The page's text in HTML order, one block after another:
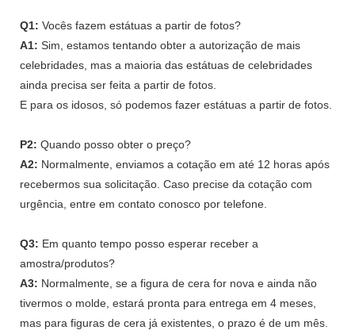
Q1: Vocês fazem estátuas a partir de fotos?
A1: Sim, estamos tentando obter a autorização de mais
celebridades, mas a maioria das estátuas de celebridades
ainda precisa ser feita a partir de fotos.
E para os idosos, só podemos fazer estátuas a partir de fotos.
P2: Quando posso obter o preço?
A2: Normalmente, enviamos a cotação em até 12 horas após
recebermos sua solicitação. Caso precise da cotação com
urgência, entre em contato conosco por telefone.
Q3: Em quanto tempo posso esperar receber a
amostra/produtos?
A3: Normalmente, se a figura de cera for nova e ainda não
tivermos o molde, estará pronta para entrega em 4 meses,
mas para figuras de cera já existentes, o prazo é de um mês.